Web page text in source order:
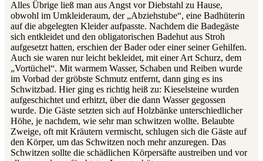
Alles Übrige ließ man aus Angst vor Diebstahl zu Hause,
obwohl im Umkleideraum, der „Abziehstube“, eine Badhüterin
auf die abgelegten Kleider aufpasste. Nachdem die Badegäste
sich entkleidet und den obligatorischen Badehut aus Stroh
aufgesetzt hatten, erschien der Bader oder einer seiner Gehilfen.
Auch sie waren nur leicht bekleidet, mit einer Art Schurz, dem
„Vortüchel“. Mit warmem Wasser, Schaben und Reiben wurde
im Vorbad der gröbste Schmutz entfernt, dann ging es ins
Schwitzbad. Hier ging es richtig heiß zu: Kieselsteine wurden
aufgeschichtet und erhitzt, über die dann Wasser gegossen
wurde. Die Gäste setzten sich auf Holzbänke unterschiedlicher
Höhe, je nachdem, wie sehr man schwitzen wollte. Belaubte
Zweige, oft mit Kräutern vermischt, schlugen sich die Gäste auf
den Körper, um das Schwitzen noch mehr anzuregen. Das
Schwitzen sollte die schädlichen Körpersäfte austreiben und vor